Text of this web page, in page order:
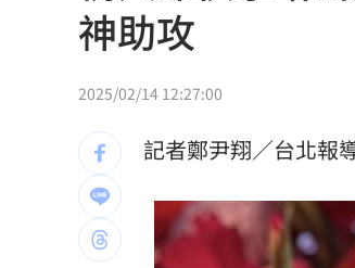
美官員：伊朗與阿曼很快
植物人妻獲賠1035萬…尪
宏都拉斯蝦農嗆中：寧
白海豚劇烈降雨來了 8
神助攻
2025/02/14 12:27:00
記者鄭尹翔／台北報